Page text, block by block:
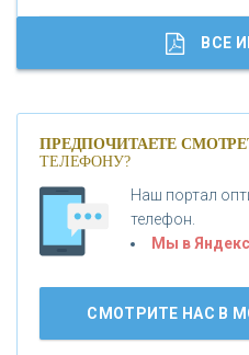
«ГАЗПРОМБАНК»
«МОСКОВСКИЙ
«БАНК ВОЗРОЖДЕНИЕ»
АО «КРЕДИТ ЕВРОПА
Банки.ру обновил
ВСЕ
ПРЕДПОЧИТАЕТЕ
ТЕЛЕФОНУ?
Наш портал
телефон.
Мы в
СМОТРИТЕ НАС В